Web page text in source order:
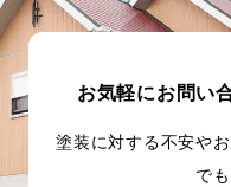
お気軽にお問い
塗装に対する不安や
で